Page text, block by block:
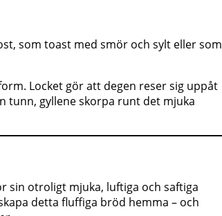
som toast med smör och sylt eller som
Locket gör att degen reser sig uppåt
tunn, gyllene skorpa runt det mjuka
sin otroligt mjuka, luftiga och saftiga
detta fluffiga bröd hemma – och